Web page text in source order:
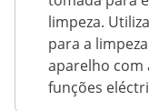
limpeza.
para a
aparelho com
funções